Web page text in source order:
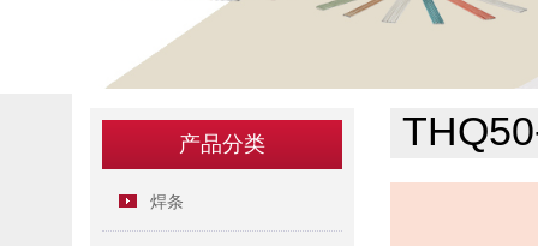
产品分类
焊条